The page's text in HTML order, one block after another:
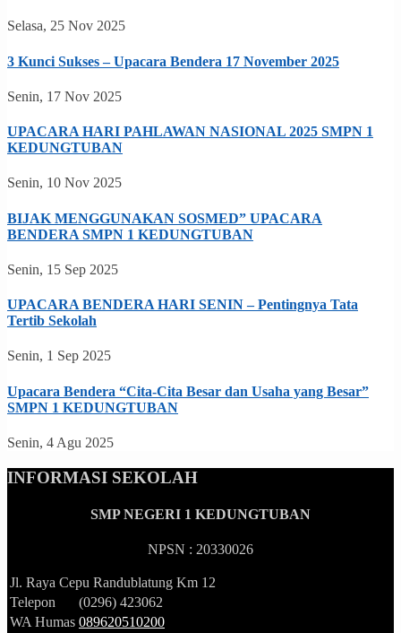
Selasa, 25 Nov 2025
3 Kunci Sukses – Upacara Bendera 17 November 2025
Senin, 17 Nov 2025
UPACARA HARI PAHLAWAN NASIONAL 2025 SMPN 1
KEDUNGTUBAN
Senin, 10 Nov 2025
BIJAK MENGGUNAKAN SOSMED” UPACARA
BENDERA SMPN 1 KEDUNGTUBAN
Senin, 15 Sep 2025
UPACARA BENDERA HARI SENIN – Pentingnya Tata
Tertib Sekolah
Senin, 1 Sep 2025
Upacara Bendera “Cita-Cita Besar dan Usaha yang Besar”
SMPN 1 KEDUNGTUBAN
Senin, 4 Agu 2025
INFORMASI SEKOLAH
SMP NEGERI 1 KEDUNGTUBAN
NPSN : 20330026
Jl. Raya Cepu Randublatung Km 12
Telepon
(0296) 423062
WA Humas 089620510200